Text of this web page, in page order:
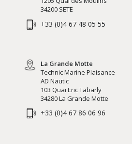
34200 SETE
+33 (0)4 67 48 05 55
La Grande Motte
Technic Marine Plaisance
AD Nautic
103 Quai Eric Tabarly
34280 La Grande Motte
+33 (0)4 67 86 06 96